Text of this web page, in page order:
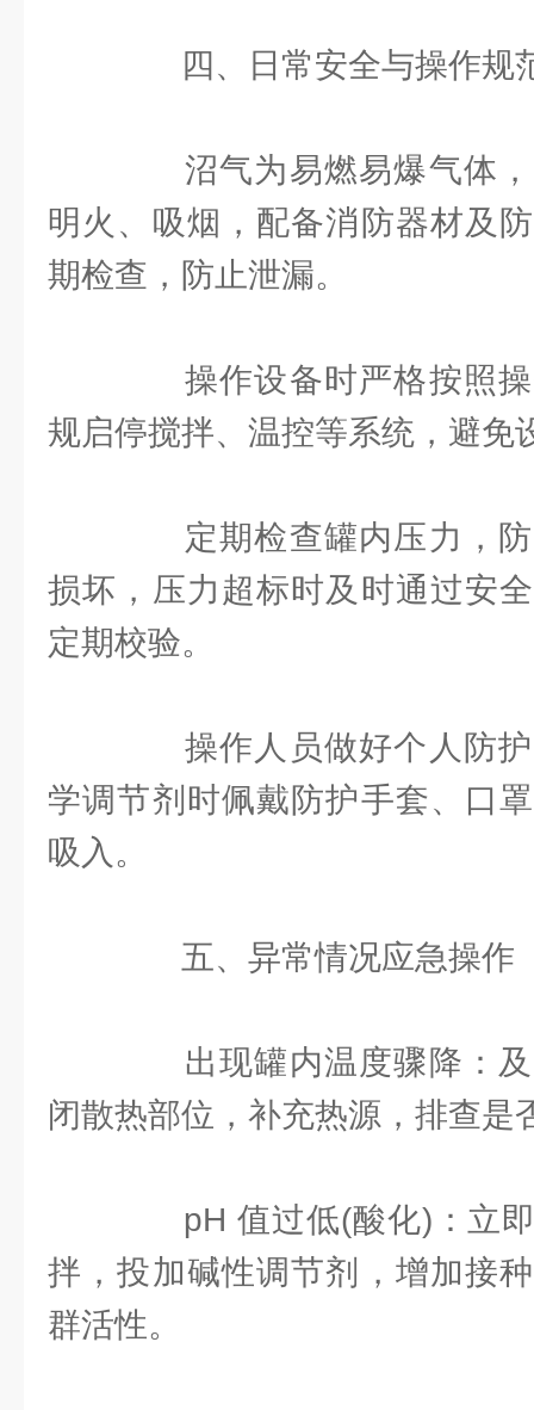
四、日常安全与操作规
沼气为易燃易爆气体，
明火、吸烟，配备消防器材及
期检查，防止泄漏。
操作设备时严格按照操
规启停搅拌、温控等系统，避免
定期检查罐内压力，防
损坏，压力超标时及时通过安
定期校验。
操作人员做好个人防护
学调节剂时佩戴防护手套、口
吸入。
五、异常情况应急操作
出现罐内温度骤降：及
闭散热部位，补充热源，排查是
pH 值过低(酸化)：立即
拌，投加碱性调节剂，增加接
群活性。